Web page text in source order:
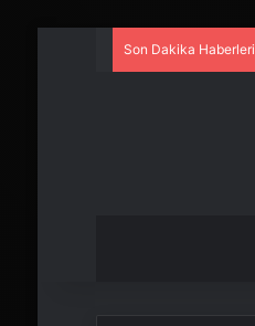
Son Dakika Haberleri